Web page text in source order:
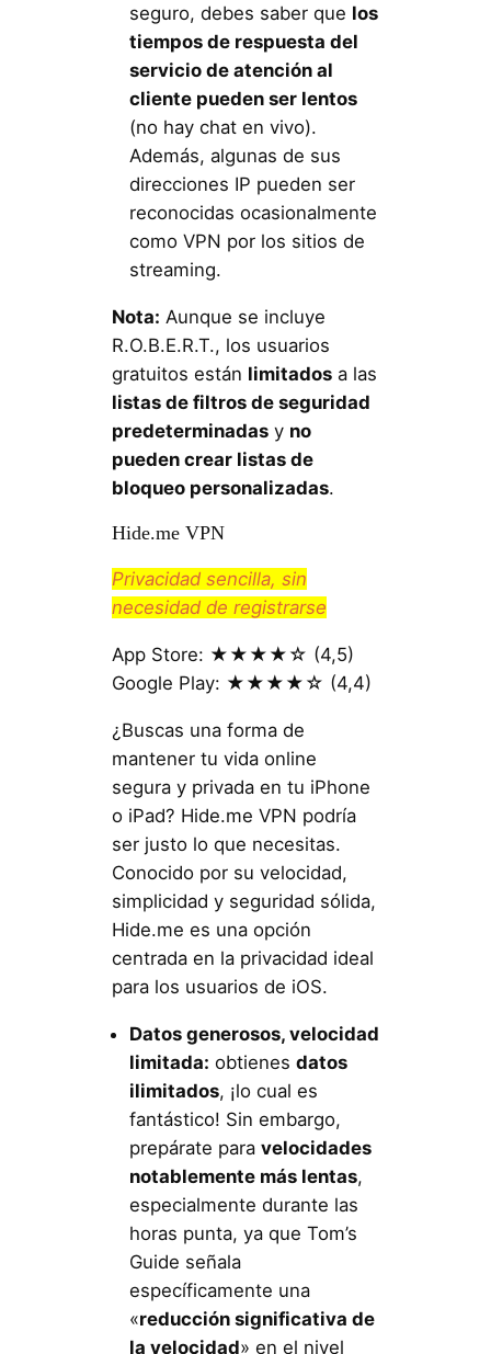
seguro, debes saber que los
tiempos de respuesta del
servicio de atención al
cliente pueden ser lentos
(no hay chat en vivo).
Además, algunas de sus
direcciones IP pueden ser
reconocidas ocasionalmente
como VPN por los sitios de
streaming.
Nota: Aunque se incluye
R.O.B.E.R.T., los usuarios
gratuitos están limitadosa las
listas de filtros de seguridad
predeterminadasy no
pueden crear listas de
bloqueo personalizadas.
Hide.me VPN
Privacidad sencilla, sin
necesidad de registrarse
App Store: ★★★★☆ (4,5)
Google Play: ★★★★☆ (4,4)
¿Buscas una forma de
mantener tu vida online
segura y privada en tu iPhone
o iPad? Hide.me VPN podría
ser justo lo que necesitas.
Conocido por su velocidad,
simplicidad y seguridad sólida,
Hide.me es una opción
centrada en la privacidad ideal
para los usuarios de iOS.
Datos generosos, velocidad
limitada: obtienes datos
ilimitados, ¡lo cual es
fantástico! Sin embargo,
prepárate para velocidades
notablemente más lentas,
especialmente durante las
horas punta, ya que Tom’s
Guide señala
específicamente una
«reducción significativa de
la velocidad» en el nivel